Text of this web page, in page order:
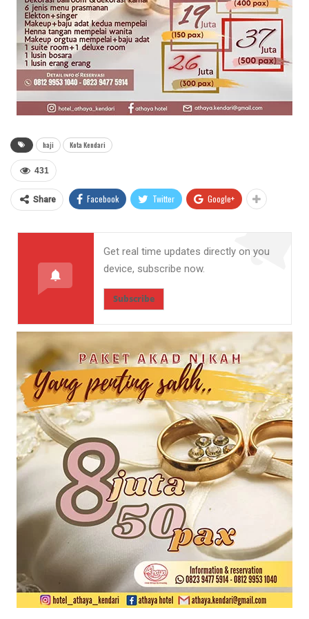
haji Kota Kendari
431
Share Facebook Twitter Google+
Get real time updates directly on you
device, subscribe now.
Subscribe